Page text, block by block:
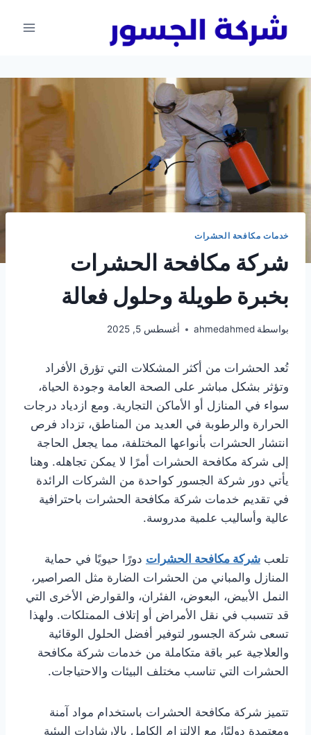
خدمات مكافحة الحشرات
شركة مكافحة الحشرات
بخبرة طويلة وحلول فعالة
بواسطة ahmedahmed أغسطس 5, 2025
تُعد الحشرات من أكثر المشكلات التي تؤرق الأفراد
وتؤثر بشكل مباشر على الصحة العامة وجودة الحياة،
سواء في المنازل أو الأماكن التجارية. ومع ازدياد درجات
الحرارة والرطوبة في العديد من المناطق، تزداد فرص
انتشار الحشرات بأنواعها المختلفة، مما يجعل الحاجة
إلى شركة مكافحة الحشرات أمرًا لا يمكن تجاهله. وهنا
يأتي دور شركة الجسور كواحدة من الشركات الرائدة
في تقديم خدمات شركة مكافحة الحشرات باحترافية
عالية وأساليب علمية مدروسة.
تلعب شركة مكافحة الحشرات دورًا حيويًا في حماية
المنازل والمباني من الحشرات الضارة مثل الصراصير،
النمل الأبيض، البعوض، الفئران، والقوارض الأخرى التي
قد تتسبب في نقل الأمراض أو إتلاف الممتلكات. ولهذا
تسعى شركة الجسور لتوفير أفضل الحلول الوقائية
والعلاجية عبر باقة متكاملة من خدمات شركة مكافحة
الحشرات التي تناسب مختلف البيئات والاحتياجات.
تتميز شركة مكافحة الحشرات باستخدام مواد آمنة
ومعتمدة دوليًا، مع الالتزام الكامل بالإرشادات البيئية